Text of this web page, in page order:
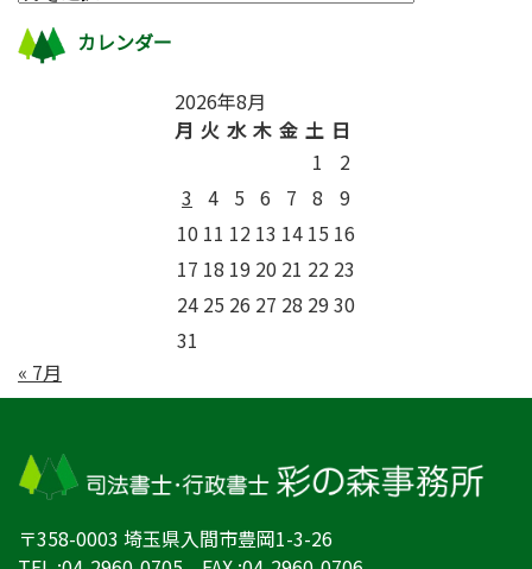
カレンダー
2026年8月
月 火 水 木 金 土 日
1
2
3 4 5 6 7 8
9
10 11 12 13 14 15 16
17 18 19 20 21 22 23
24 25 26 27 28 2930
31
« 7月
〒358-0003 埼玉県入間市豊岡1-3-26